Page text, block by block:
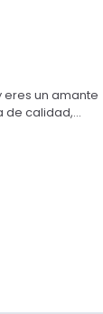
eres un amante
de calidad,